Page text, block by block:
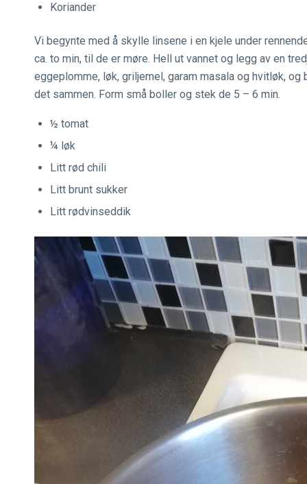
Koriander
Vi begynte med å skylle linsene i en kjele under
ca. to min, til de er møre. Hell ut vannet og legg av en
eggeplomme, løk, griljemel, garam masala og hvitløk,
det sammen. Form små boller og stek de 5 – 6 min.
½ tomat
¼ løk
Litt rød chili
Litt brunt sukker
Litt rødvinseddik